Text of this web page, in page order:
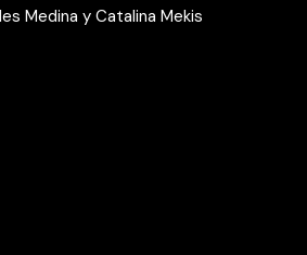
Medina y Catalina Mekis